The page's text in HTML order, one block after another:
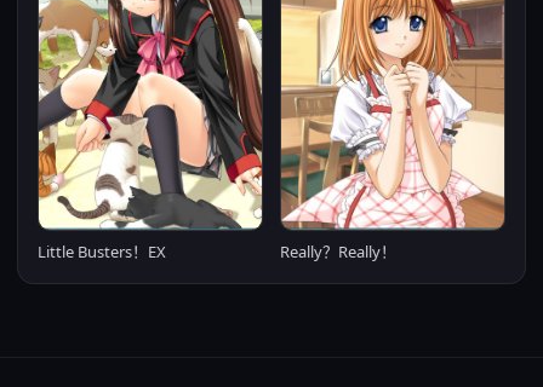
Little Busters！EX Really？Really！